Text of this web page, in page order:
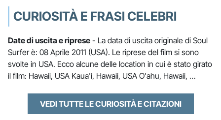
CURIOSITÀ E FRASI CELEBRI
Date di uscita e riprese - La data di uscita originale di Soul
Surfer è: 08 Aprile 2011 (USA). Le riprese del film si sono
svolte in USA. Ecco alcune delle location in cui è stato girato
il film: Hawaii, USA Kaua'i, Hawaii, USA O'ahu, Hawaii, …
VEDI TUTTE LE CURIOSITÀ E CITAZIONI